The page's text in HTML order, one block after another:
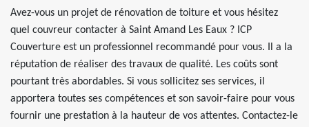
Avez-vous un projet de rénovation de toiture et vous hésitez
quel couvreur contacter à Saint Amand Les Eaux ? ICP
Couverture est un professionnel recommandé pour vous. Il a la
réputation de réaliser des travaux de qualité. Les coûts sont
pourtant très abordables. Si vous sollicitez ses services, il
apportera toutes ses compétences et son savoir-faire pour vous
fournir une prestation à la hauteur de vos attentes. Contactez-le